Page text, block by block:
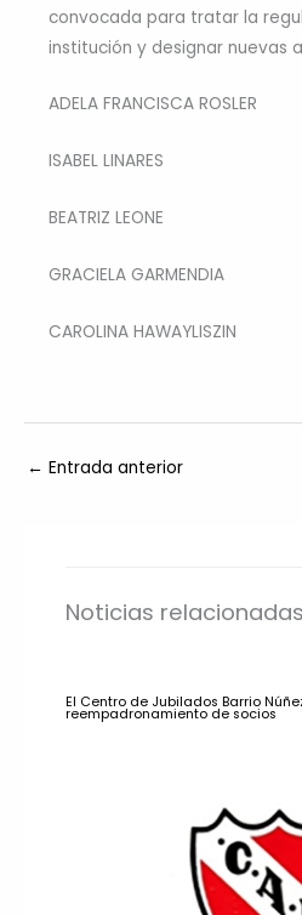
convocada para tratar la
institución y designar nuevas
ADELA FRANCISCA ROSLER
ISABEL LINARES
BEATRIZ LEONE
GRACIELA GARMENDIA
CAROLINA HAWAYLISZIN
← Entrada anterior
Noticias relacionadas
El Centro de Jubilados Barrio
reempadronamiento de socios